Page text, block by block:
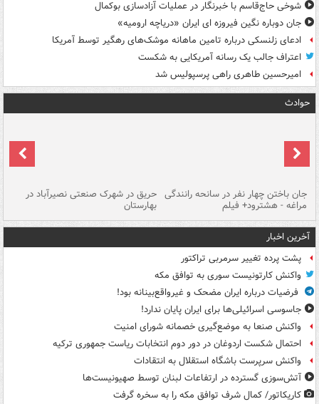
شوخی حاج‌قاسم با خبرنگار در عملیات آزادسازی بوکمال
جان دوباره نگین فیروزه ای ایران «دریاچه ارومیه»
ادعای زلنسکی درباره تامین ماهانه موشک‌های رهگیر توسط آمریکا
اعتراف جالب یک رسانه آمریکایی به شکست
امیرحسین طاهری راهی پرسپولیس شد
حوادث
جان باختن چهار نفر در سانحه رانندگی
مراغه - هشترود+ فیلم
حریق در شهرک صنعتی نصیرآباد در
بهارستان
آخرین اخبار
پشت پرده تغییر سرمربی تراکتور
واکنش کارتونیست سوری به توافق مکه
فرضیات درباره ایران مضحک و غیرواقع‌بینانه بود!
جاسوسی اسرائیلی‌ها برای ایران پایان ندارد!
واکنش صنعا به موضع‌گیری خصمانه شورای امنیت
احتمال شکست اردوغان در دور دوم انتخابات ریاست جمهوری ترکیه
واکنش سرپرست باشگاه استقلال به انتقادات
آتش‌سوزی گسترده در ارتفاعات لبنان توسط صهیونیست‌ها
کاریکاتور/ کمال شرف توافق مکه را به سخره گرفت